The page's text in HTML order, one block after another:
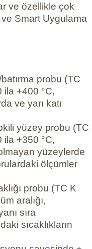
ve özellikle çok
Smart Uygulama
probu (TC
ila +400 °C,
ve yarı katı
yüzey probu (TC
ila +350 °C,
yüzeylerde
ölçümler
probu (TC K
aralığı,
sıra
sıcaklıkların